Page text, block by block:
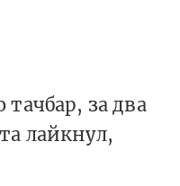
за два
лайкнул,